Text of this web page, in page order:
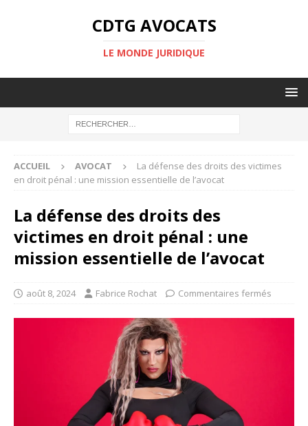
CDTG AVOCATS
LE MONDE JURIDIQUE
ACCUEIL AVOCAT
La défense des droits des victimes
en droit pénal : une mission essentielle de l’avocat
La défense des droits des
victimes en droit pénal : une
mission essentielle de l’avocat
août 8, 2024 Fabrice Rochat Commentaires fermés